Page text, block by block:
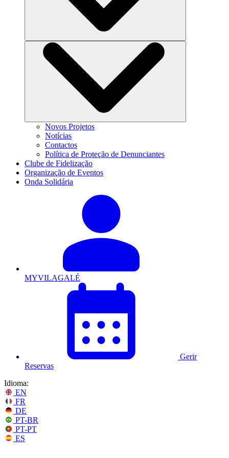
Novos Projetos
Notícias
Contactos
Política de Proteção de Denunciantes
Clube de Fidelização
Organização de Eventos
Onda Solidária
MYVILAGALÉ
Gerir
Reservas
Idioma:
EN
FR
DE
PT-BR
PT-PT
ES